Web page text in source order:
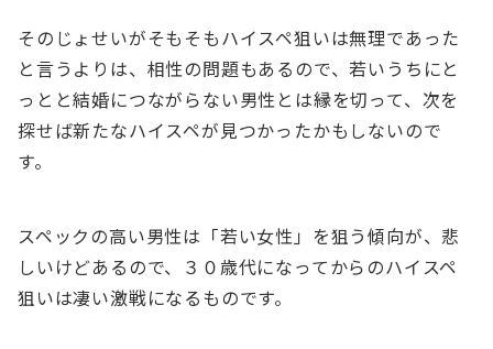
そのじょせいがそもそもハイスペ狙いは無理であった
と言うよりは、相性の問題もあるので、若いうちにと
っとと結婚につながらない男性とは縁を切って、次を
探せば新たなハイスペが見つかったかもしないので
す。
スペックの高い男性は「若い女性」を狙う傾向が、悲
しいけどあるので、３０歳代になってからのハイスペ
狙いは凄い激戦になるものです。